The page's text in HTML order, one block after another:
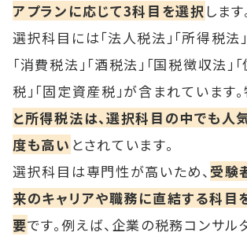
アプランに応じて3科目を選択 します
選択科目には「法人税法」「所得税法
「消費税法」「酒税法」「国税徴収法」
税」「固定資産税」が含まれています
と所得税法は、選択科目の中でも人
度も高い とされています。
選択科目は専門性が高いため、 受験
来のキャリアや職務に直結する科目
要です。例えば、企業の税務コンサル